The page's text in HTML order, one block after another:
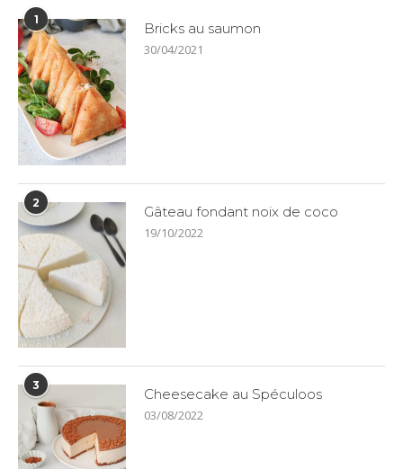
1
Bricks au saumon
30/04/2021
2
Gâteau fondant noix de coco
19/10/2022
3
Cheesecake au Spéculoos
03/08/2022